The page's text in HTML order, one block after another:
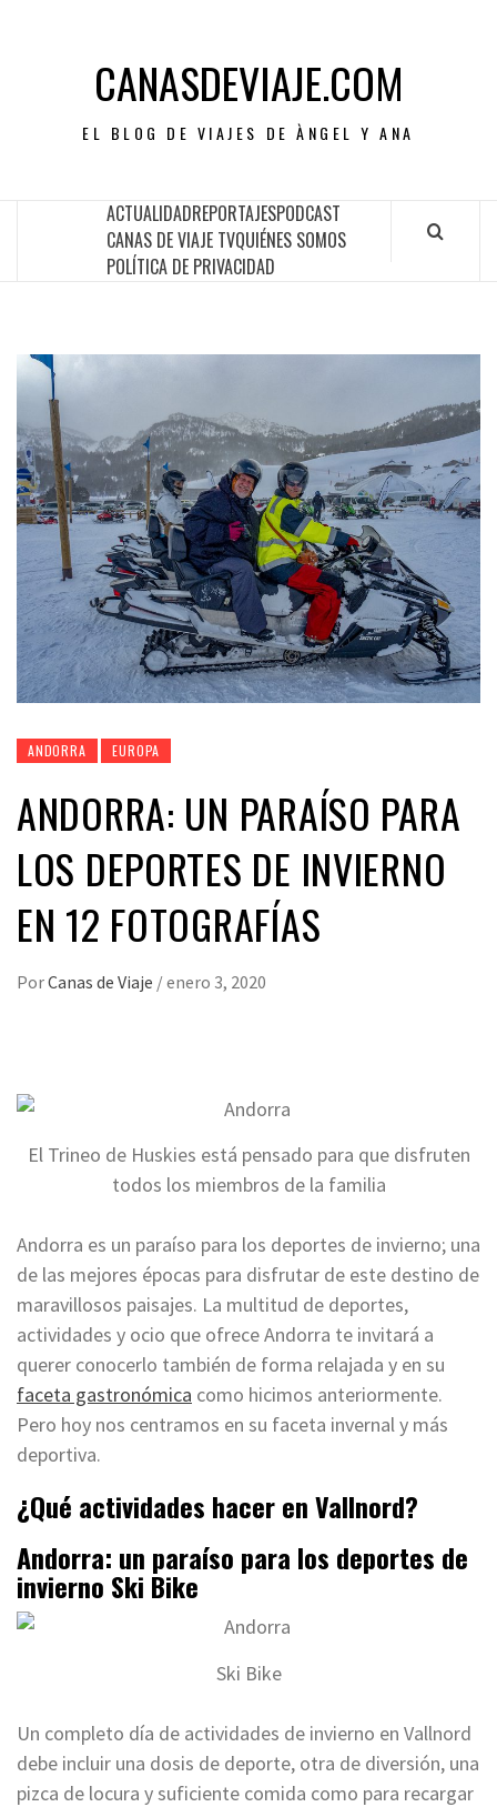
CANASDEVIAJE.COM
EL BLOG DE VIAJES DE ÀNGEL Y ANA
ACTUALIDADREPORTAJESPODCAST
CANAS DE VIAJE TVQUIÉNES SOMOS
POLÍTICA DE PRIVACIDAD
ANDORRA EUROPA
ANDORRA: UN PARAÍSO PARA
LOS DEPORTES DE INVIERNO
EN 12 FOTOGRAFÍAS
PorCanas de Viaje /enero 3, 2020
El Trineo de Huskies está pensado para que disfruten
todos los miembros de la familia
Andorra es un paraíso para los deportes de invierno; una
de las mejores épocas para disfrutar de este destino de
maravillosos paisajes. La multitud de deportes,
actividades y ocio que ofrece Andorra te invitará a
querer conocerlo también de forma relajada y en su
faceta gastronómica como hicimos anteriormente.
Pero hoy nos centramos en su faceta invernal y más
deportiva.
¿Qué actividades hacer en Vallnord?
Andorra: un paraíso para los deportes de
invierno Ski Bike
Ski Bike
Un completo día de actividades de invierno en Vallnord
debe incluir una dosis de deporte, otra de diversión, una
pizca de locura y suficiente comida como para recargar